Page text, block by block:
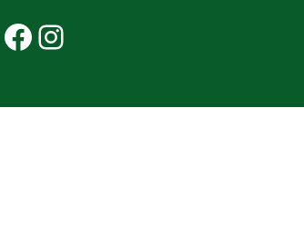
Facebook Beleef Princenhage
Instagram Beleef Princenhage